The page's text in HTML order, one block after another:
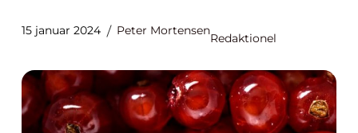
15 januar 2024 Peter Mortensen
Redaktionel